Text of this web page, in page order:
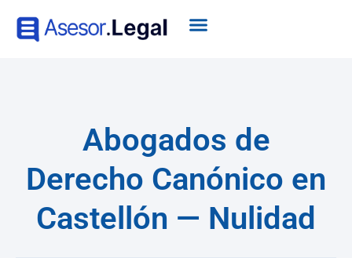
Abogados de
Derecho Canónico en
Castellón — Nulidad